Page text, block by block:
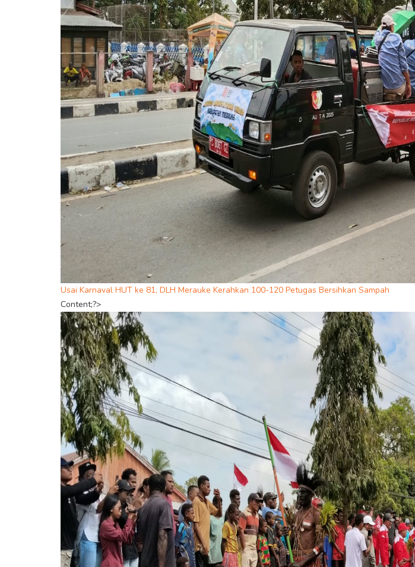
Usai Karnaval HUT ke 81, DLH Merauke Kerahkan 100-120 Petugas Bersihkan Sampah
Content;?>